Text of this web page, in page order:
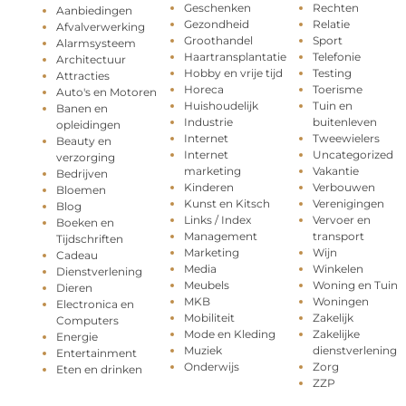
Aanbiedingen
Afvalverwerking
Alarmsysteem
Architectuur
Attracties
Auto's en Motoren
Banen en
opleidingen
Beauty en
verzorging
Bedrijven
Bloemen
Blog
Boeken en
Tijdschriften
Cadeau
Dienstverlening
Dieren
Electronica en
Computers
Energie
Entertainment
Eten en drinken
Geschenken
Gezondheid
Groothandel
Haartransplantatie
Hobby en vrije tijd
Horeca
Huishoudelijk
Industrie
Internet
Internet
marketing
Kinderen
Kunst en Kitsch
Links / Index
Management
Marketing
Media
Meubels
MKB
Mobiliteit
Mode en Kleding
Muziek
Onderwijs
Rechten
Relatie
Sport
Telefonie
Testing
Toerisme
Tuin en
buitenleven
Tweewielers
Uncategorized
Vakantie
Verbouwen
Verenigingen
Vervoer en
transport
Wijn
Winkelen
Woning en Tuin
Woningen
Zakelijk
Zakelijke
dienstverlening
Zorg
ZZP